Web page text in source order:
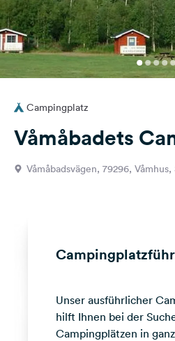
Partner
Registrieren
Einloggen
Fragen &
Feedback
Media
Facebook
Campingplatz
Våmåbadets
Våmåbadsvägen, 79296,
Unser ausführlicher
hilft Ihnen bei der
Campingplätzen in